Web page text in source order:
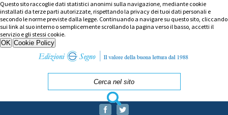
Questo sito raccoglie dati statistici anonimi sulla navigazione, mediante cookie
installati da terze parti autorizzate, rispettando la privacy dei tuoi dati personali e
secondo le norme previste dalla legge. Continuando a navigare su questo sito, cliccando
sui link al suo interno o semplicemente scrollando la pagina verso il basso, accetti il
servizio e gli stessi cookie.